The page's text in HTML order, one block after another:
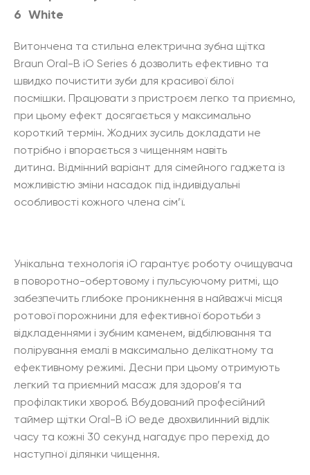
6 White
Витончена та стильна електрична зубна щітка
Braun Oral-B iO Series 6 дозволить ефективно та
швидко почистити зуби для красивої білої
посмішки. Працювати з пристроєм легко та приємно,
при цьому ефект досягається у максимально
короткий термін. Жодних зусиль докладати не
потрібно і впорається з чищенням навіть
дитина. Відмінний варіант для сімейного гаджета із
можливістю зміни насадок під індивідуальні
особливості кожного члена сім’ї.
Унікальна технологія iO гарантує роботу очищувача
в поворотно-обертовому і пульсуючому ритмі, що
забезпечить глибоке проникнення в найважчі місця
ротової порожнини для ефективної боротьби з
відкладеннями і зубним каменем, відбілювання та
полірування емалі в максимально делікатному та
ефективному режимі. Десни при цьому отримують
легкий та приємний масаж для здоров’я та
профілактики хвороб. Вбудований професійний
таймер щітки Oral-B iO веде двохвилинний відлік
часу та кожні 30 секунд нагадує про перехід до
наступної ділянки чищення.